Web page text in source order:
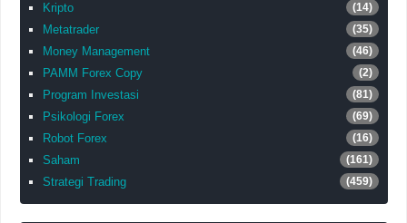
Kripto (14)
Metatrader (35)
Money Management (46)
PAMM Forex Copy (2)
Program Investasi (81)
Psikologi Forex (69)
Robot Forex (16)
Saham (161)
Strategi Trading (459)